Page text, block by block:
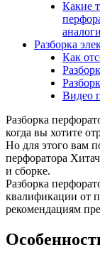
Какие
аналоги
Разборка
Как
Видео
Разборка
когда вы хотите
Но для этого вам
перфоратора
и сборке.
Разборка
квалификации от
рекомендациям